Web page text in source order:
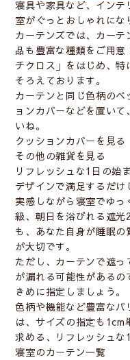
寝具や家具など、イン
室がぐっとおしゃれにな
カーテンズでは、カー
品も豊富な種類をご用
チクロス」をはじめ、特
そろえております。
カーテンと同じ色柄の
ョンカバーなどを置い
いね。
クッションカバーを見る
その他の雑貨を見る
リフレッシュな1日の始
デザインで満足するだ
実感しながら寝室でゆ
級、朝日を浴びれる遮
も、 あなた自身が睡眠
が大切です。
ただし、カーテンで遮
が漏れる可能性がある
きめに指定しましょう。
色柄や機能など豊富な
は、サイズの指定も1cm
求める、リフレッシュな
寝室のカーテン一覧